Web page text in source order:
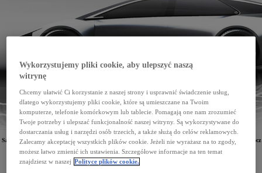
Samochody hybrydowe i elektryczne Toyoty już w 2026 roku otrzymają nową generację baterii. Oprócz
prac nad zupełnie nowymi typami baterii koncern skupia się także nad ich rozmiarami, które
wpływają na konstrukcję i osiągi auta.
Wykorzystujemy pliki cookie, aby ulepszyć naszą
witrynę
Chcemy ułatwić Ci korzystanie z naszej strony i usprawnić świadczenie usług,
dlatego wykorzystujemy pliki cookie, które są umieszczane na Twoim
komputerze, telefonie komórkowym lub tablecie. Pomagają one nam zrozumieć
Twoje potrzeby i ulepszać funkcjonalność naszej witryny. Są wykorzystywane do
dostarczania usług i narzędzi osób trzecich, a także służą do celów reklamowych.
Zalecamy akceptację wszystkich plików cookie. Jeżeli nie wyrażasz na to zgody,
możesz łatwo zmienić ich ustawienia. Szczegółowe informacje na ten temat
znajdziesz w naszej Polityce plików cookie.